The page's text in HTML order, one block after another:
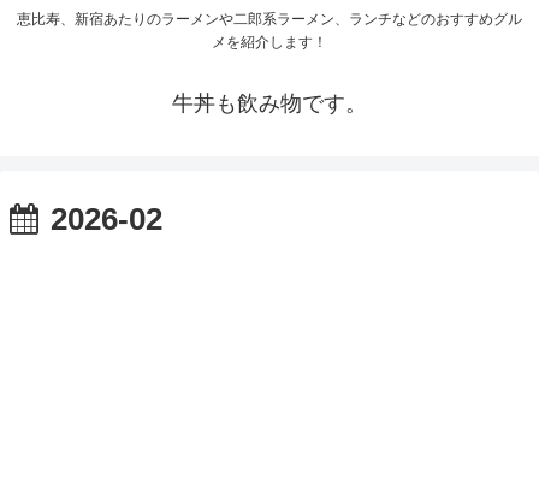
恵比寿、新宿あたりのラーメンや二郎系ラーメン、ランチなどのおすすめグル
メを紹介します！
牛丼も飲み物です。
2026-02